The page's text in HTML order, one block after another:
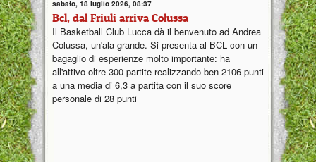
sabato, 18 luglio 2026, 08:37
Bcl, dal Friuli arriva Colussa
Il Basketball Club Lucca dà il benvenuto ad Andrea
Colussa, un'ala grande. Si presenta al BCL con un
bagaglio di esperienze molto importante: ha
all'attivo oltre 300 partite realizzando ben 2106 punti
a una media di 6,3 a partita con il suo score
personale di 28 punti